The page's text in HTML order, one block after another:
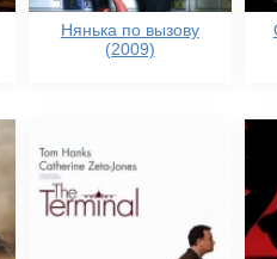
Нянька по вызову
(2009)